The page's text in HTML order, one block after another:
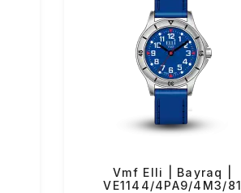
Vmf Elli | Bayraq |
VE1144/4PA9/4M3/81